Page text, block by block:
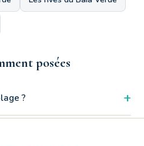
posées
? +
gratuite. Le Zen Beach est